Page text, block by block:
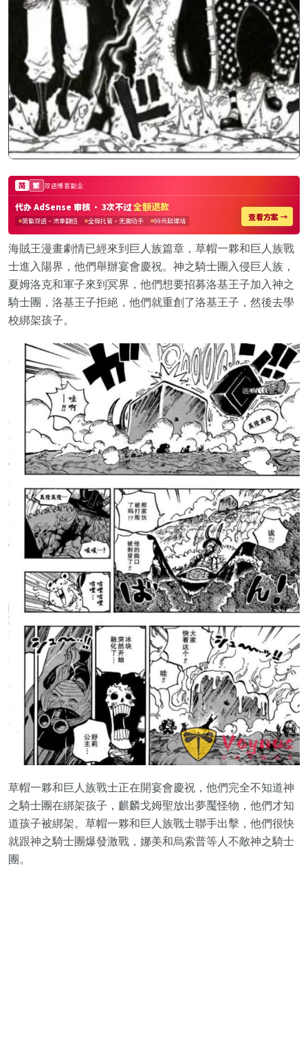
海賊王漫畫劇情已經來到巨人族篇章，草帽一夥和巨人族戰
士進入陽界，他們舉辦宴會慶祝。神之騎士團入侵巨人族，
夏姆洛克和軍子來到冥界，他們想要招募洛基王子加入神之
騎士團，洛基王子拒絕，他們就重創了洛基王子，然後去學
校綁架孩子。
草帽一夥和巨人族戰士正在開宴會慶祝，他們完全不知道神
之騎士團在綁架孩子，麒麟戈姆聖放出夢魘怪物，他們才知
道孩子被綁架。草帽一夥和巨人族戰士聯手出擊，他們很快
就跟神之騎士團爆發激戰，娜美和烏索普等人不敵神之騎士
團。